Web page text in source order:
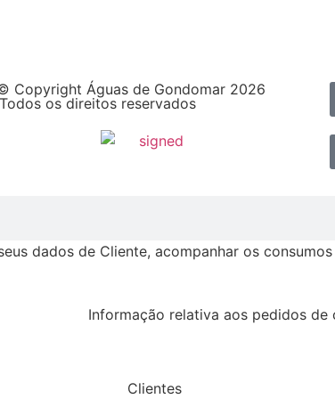
Copyright Águas de Gondomar 2026
os direitos reservados
dados de Cliente, acompanhar os
Informação relativa aos pedidos
Clientes